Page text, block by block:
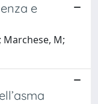
e
Marchese, M;